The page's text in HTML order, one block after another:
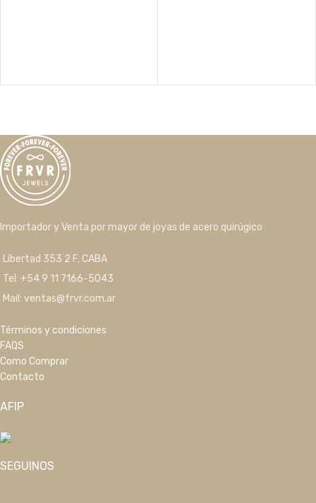
Importador y Venta por mayor de joyas de acero quirúgico
Libertad 353 2 F, CABA
Tel: +54 9 11 7166-5043
Mail: ventas@frvr.com.ar
Términos y condiciones
FAQS
Como Comprar
Contacto
AFIP
SEGUINOS